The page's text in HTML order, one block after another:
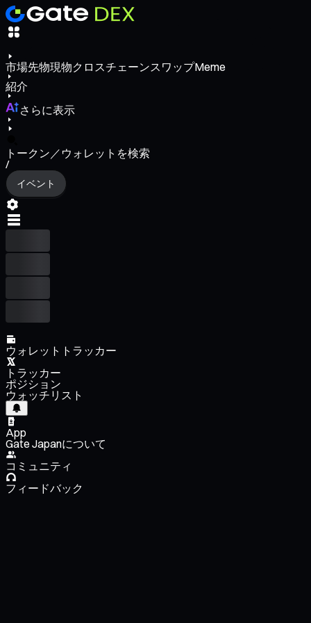
市場先物現物クロスチェーンスワップMeme
紹介
さらに表示
トークン／ウォレットを検索
/
イベント
ウォレットトラッカー
トラッカー
ポジション
ウォッチリスト
App
Gate Japanについて
コミュニティ
フィードバック